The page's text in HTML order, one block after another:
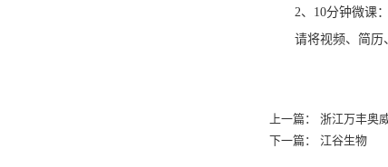
2、10分钟微课
请将视频、简历
上一篇： 浙江万丰奥
下一篇： 江谷生物